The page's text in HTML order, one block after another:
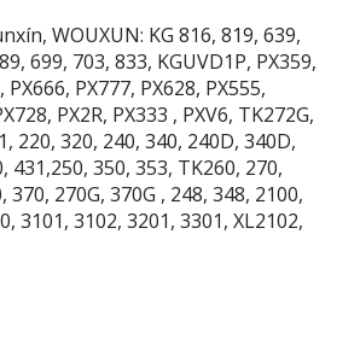
WOUXUN: KG 816, 819, 639,
699, 703, 833, KGUVD1P, PX359,
PX666, PX777, PX628, PX555,
PX2R, PX333 , PXV6, TK272G,
220, 320, 240, 340, 240D, 340D,
431,250, 350, 353, TK260, 270,
370, 270G, 370G , 248, 348, 2100,
3101, 3102, 3201, 3301, XL2102,